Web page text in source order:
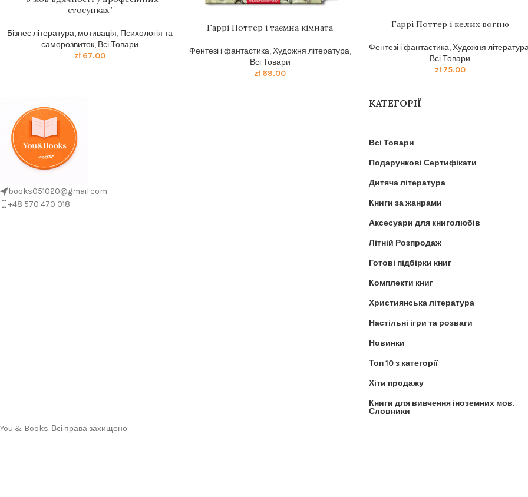
стосунках”
Бізнес література, мотивація, Психологія та
саморозвиток, Всі Товари
zł 67.00
Гаррі Поттер і таємна кімната
Фентезі і фантастика,Художня література,
Всі Товари
zł 69.00
Гаррі Поттер і келих вогню
Фентезі і фантастика,Художня
Всі Товари
zł75.00
books051020@gmail.com
+48 570 470 018
КАТЕГОРІЇ
Всі Товари
Подарункові Сертифікати
Дитяча література
Книги за жанрами
Аксесуари для книголюбів
Літній Розпродаж
Готові підбірки книг
Комплекти книг
Християнська література
Настільні ігри та розваги
Новинки
Топ 10 з категорії
Хіти продажу
Книги для вивчення іноземних мов.
Словники
You & Books. Всі права захищено.